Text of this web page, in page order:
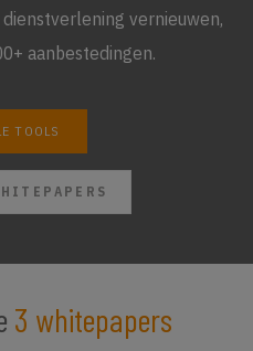
vernieuwen,
aanbestedingen.
TOOLS
3 whitepapers